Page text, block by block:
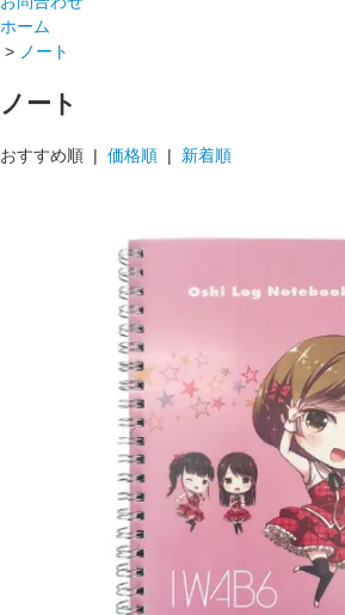
ホーム
> ノート
ノート
おすすめ順 | 価格順 | 新着順